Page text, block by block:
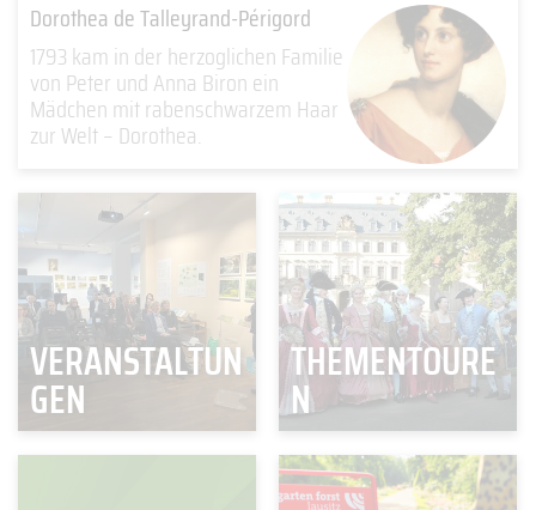
Dorothea de Talleyrand-Périgord
1793 kam in der herzoglichen Familie
von Peter und Anna Biron ein
Mädchen mit rabenschwarzem Haar
zur Welt – Dorothea.
weiter
VERANSTALTUN
GEN
THEMENTOURE
N